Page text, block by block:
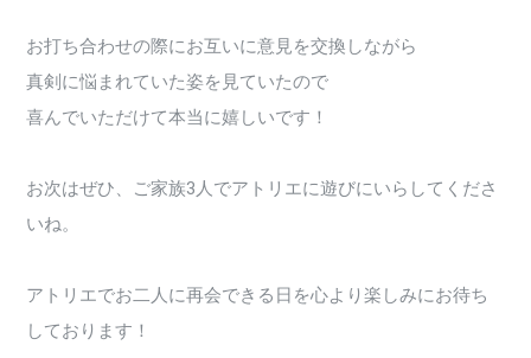
お打ち合わせの際にお互いに意見を交換しながら
真剣に悩まれていた姿を見ていたので
喜んでいただけて本当に嬉しいです！
お次はぜひ、ご家族3人でアトリエに遊びにいらしてくださ
いね。
アトリエでお二人に再会できる日を心より楽しみにお待ち
しております！